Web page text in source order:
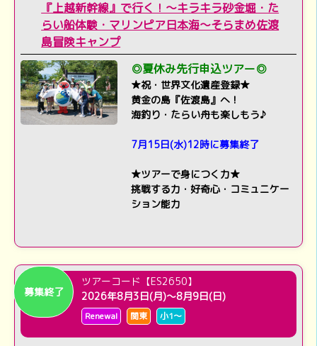
『上越新幹線』で行く！～キラキラ砂金堀・た
らい船体験・マリンピア日本海～そらまめ佐渡
島冒険キャンプ
◎夏休み先行申込ツアー◎
★祝・世界文化遺産登録★
黄金の島『佐渡島』へ！
海釣り・たらい舟も楽しもう♪
7月15日(水)12時に募集終了
★ツアーで身につく力★
挑戦する力・好奇心・コミュニケー
ション能力
募集終了
ツアーコード【ES2650】
2026年8月3日(月)～8月9日(日)
Renewal 関東 小1～